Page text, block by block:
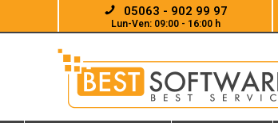
05063 - 902 99 97
Lun-Ven: 09:00 - 16:00 h